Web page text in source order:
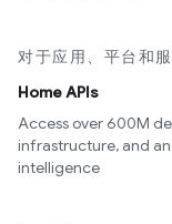
对于应用、平台和
Home APIs
Access over 600M
infrastructure, and
intelligence